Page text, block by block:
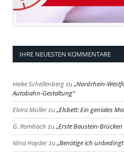
IHRE NEUESTEN KOMMENTARE
Heike Schellenbergzu Nordrhein-
Autobahn-Gestaltung
Elvira Müllerzu Elsbett: Ein geniales
G. Rombach zu Erste Baustein-
Nina Hayderzu Benötige ich